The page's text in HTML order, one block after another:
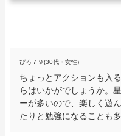
ぴろ７９(30代・女性)
ちょっとアクションも入
らはいかがでしょうか。
ーが多いので、楽しく遊
たりと勉強になることも